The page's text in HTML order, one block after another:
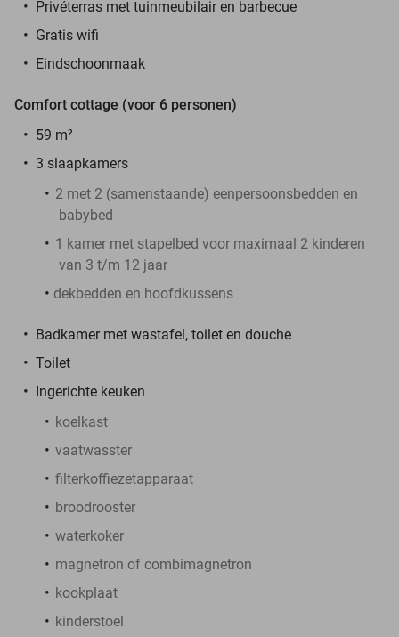
Privéterras met tuinmeubilair en barbecue
Gratis wifi
Eindschoonmaak
Comfort cottage (voor 6 personen)
59 m²
3 slaapkamers
2 met 2 (samenstaande) eenpersoonsbedden en
babybed
1 kamer met stapelbed voor maximaal 2 kinderen
van 3 t/m 12 jaar
dekbedden en hoofdkussens
Badkamer met wastafel, toilet en douche
Toilet
Ingerichte keuken
koelkast
vaatwasster
filterkoffiezetapparaat
broodrooster
waterkoker
magnetron of combimagnetron
kookplaat
kinderstoel